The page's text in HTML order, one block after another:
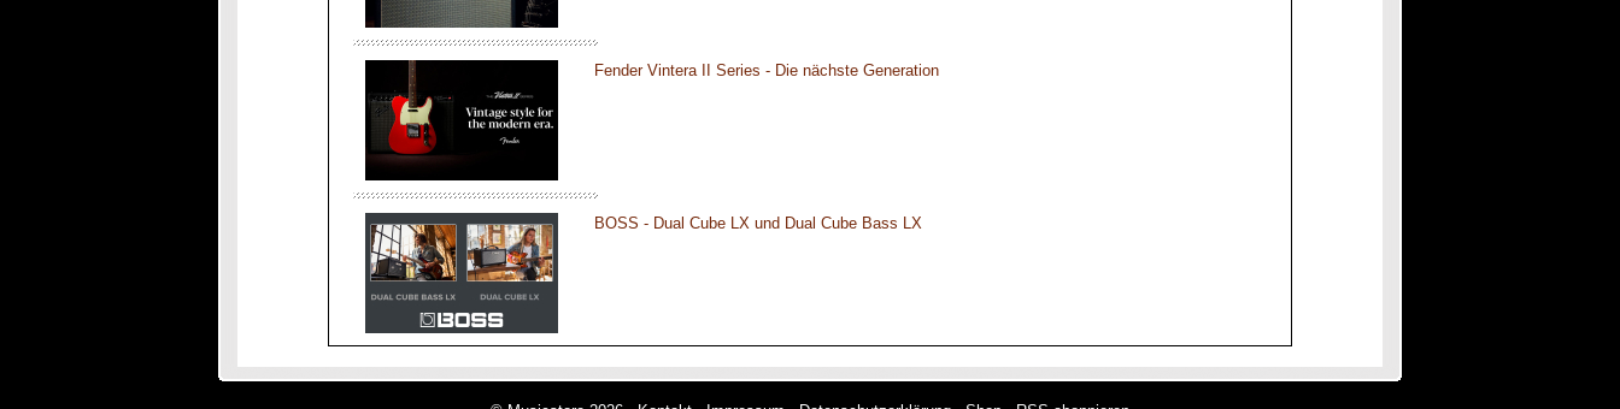
Fender Vintera II Series - Die nächste Generation
BOSS - Dual Cube LX und Dual Cube Bass LX